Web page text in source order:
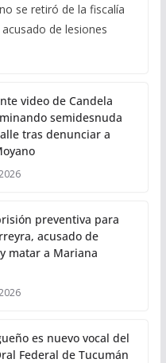
se retiró de la fiscalía
de lesiones
video de Candela
semidesnuda
tras denunciar a
preventiva para
acusado de
matar a Mariana
es nuevo vocal del
Federal de Tucumán